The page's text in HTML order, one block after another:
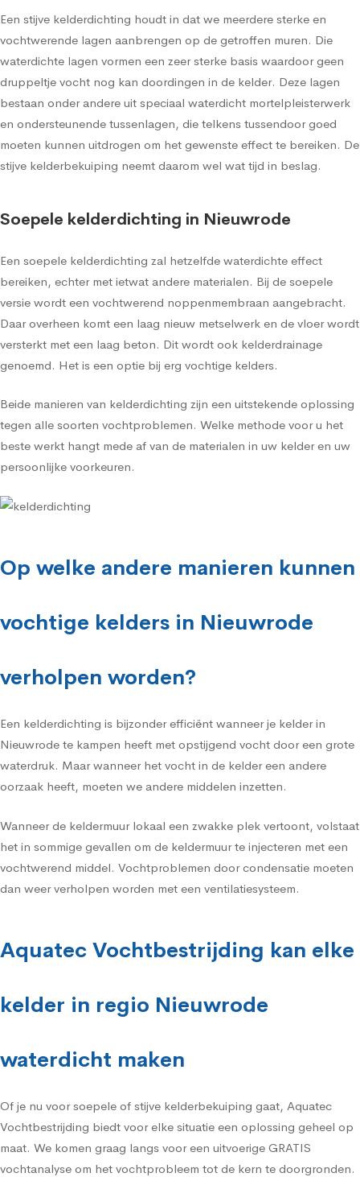
Een stijve kelderdichting houdt in dat we meerdere sterke en
vochtwerende lagen aanbrengen op de getroffen muren. Die
waterdichte lagen vormen een zeer sterke basis waardoor geen
druppeltje vocht nog kan doordingen in de kelder. Deze lagen
bestaan onder andere uit speciaal waterdicht mortelpleisterwerk
en ondersteunende tussenlagen, die telkens tussendoor goed
moeten kunnen uitdrogen om het gewenste effect te bereiken. De
stijve kelderbekuiping neemt daarom wel wat tijd in beslag.
Soepele kelderdichting in Nieuwrode
Een soepele kelderdichting zal hetzelfde waterdichte effect
bereiken, echter met ietwat andere materialen. Bij de soepele
versie wordt een vochtwerend noppenmembraan aangebracht.
Daar overheen komt een laag nieuw metselwerk en de vloer wordt
versterkt met een laag beton. Dit wordt ook kelderdrainage
genoemd. Het is een optie bij erg vochtige kelders.
Beide manieren van kelderdichting zijn een uitstekende oplossing
tegen alle soorten vochtproblemen. Welke methode voor u het
beste werkt hangt mede af van de materialen in uw kelder en uw
persoonlijke voorkeuren.
Op welke andere manieren kunnen
vochtige kelders in Nieuwrode
verholpen worden?
Een kelderdichting is bijzonder efficiënt wanneer je kelder in
Nieuwrode te kampen heeft met opstijgend vocht door een grote
waterdruk. Maar wanneer het vocht in de kelder een andere
oorzaak heeft, moeten we andere middelen inzetten.
Wanneer de keldermuur lokaal een zwakke plek vertoont, volstaat
het in sommige gevallen om de keldermuur te injecteren met een
vochtwerend middel. Vochtproblemen door condensatie moeten
dan weer verholpen worden met een ventilatiesysteem.
Aquatec Vochtbestrijding kan elke
kelder in regio Nieuwrode
waterdicht maken
Of je nu voor soepele of stijve kelderbekuiping gaat, Aquatec
Vochtbestrijding biedt voor elke situatie een oplossing geheel op
maat. We komen graag langs voor een uitvoerige GRATIS
vochtanalyse om het vochtprobleem tot de kern te doorgronden.